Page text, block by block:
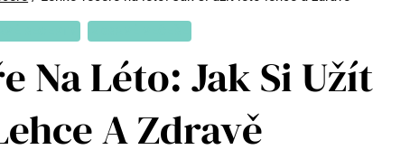
Na Léto: Jak Si Užít
A Zdravě